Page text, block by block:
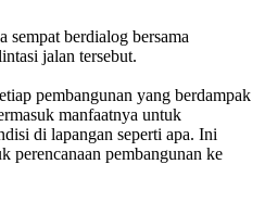
sempat berdialog bersama
jalan tersebut.
pembangunan yang berdampak
manfaatnya untuk
di lapangan seperti apa. Ini
perencanaan pembangunan ke